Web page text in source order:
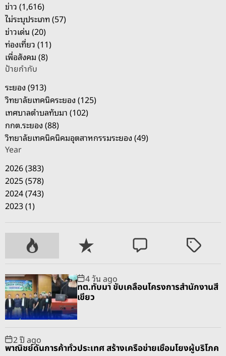
บ
:
ข่าว (1,616)
ไม่ระบุประเภท (57)
ข่าวเด่น (20)
ท่องเที่ยว (11)
เพื่อสังคม (8)
ป้ายกำกับ
ระยอง (913)
วิทยาลัยเทคนิคระยอง (125)
เทศบาลตำบลทับมา (102)
กกต.ระยอง (88)
วิทยาลัยเทคนิคนิคมอุตสาหกรรมระยอง (49)
Year
2026 (383)
2025 (578)
2024 (743)
2023 (1)
P
o
u
l
a
r
R
e
e
n
C
o
m
e
T
g
e
4 วัน ago
ทต.ทับมา ขับเคลื่อนโครงการสำนักงานสี
เขียว
2 ปี ago
พาณิชย์ดันการค้าทั่วประเทศ สร้างเครือข่ายเชื่อมโยงผู้บริโภค